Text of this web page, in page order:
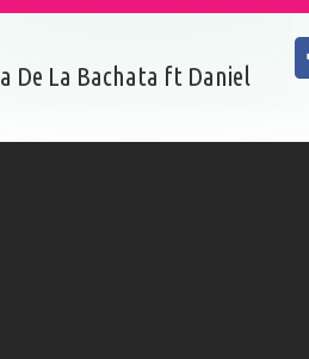
De La Bachata ft Daniel